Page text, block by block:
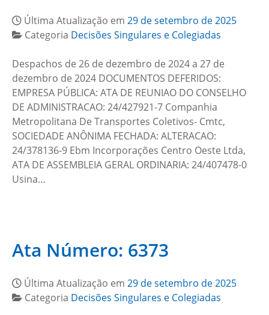
Última Atualização em 29 de setembro de 2025
Categoria Decisões Singulares e Colegiadas
Despachos de 26 de dezembro de 2024 a 27 de
dezembro de 2024 DOCUMENTOS DEFERIDOS:
EMPRESA PÚBLICA: ATA DE REUNIAO DO CONSELHO
DE ADMINISTRACAO: 24/427921-7 Companhia
Metropolitana De Transportes Coletivos- Cmtc,
SOCIEDADE ANÔNIMA FECHADA: ALTERACAO:
24/378136-9 Ebm Incorporações Centro Oeste Ltda,
ATA DE ASSEMBLEIA GERAL ORDINARIA: 24/407478-0
Usina…
Ata Número: 6373
Última Atualização em 29 de setembro de 2025
Categoria Decisões Singulares e Colegiadas